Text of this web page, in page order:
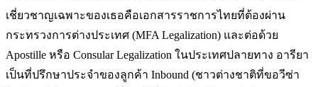
เชี่ยวชาญเฉพาะของเธอคือเอกสารราชการไทยที่ต้องผ่าน
กระทรวงการต่างประเทศ (MFA Legalization) และต่อด้วย
Apostille หรือ Consular Legalization ในประเทศปลายทาง อารียา
เป็นที่ปรึกษาประจำของลูกค้า Inbound (ชาวต่างชาติที่ขอวีซ่า